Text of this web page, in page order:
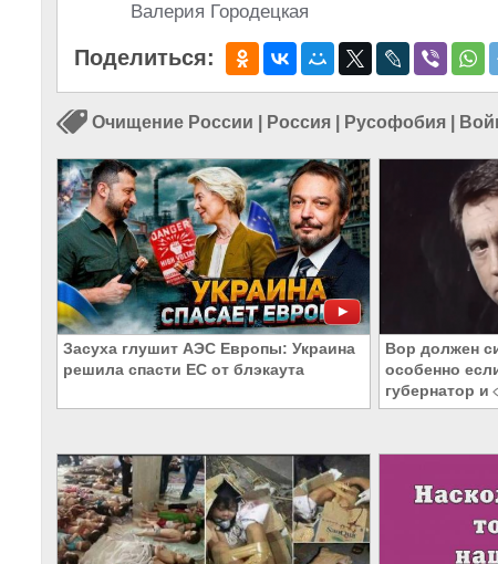
Валерия Городецкая
Поделиться:
Очищение России Россия Русофобия
Засуха глушит АЭС Европы: Украина
решила спасти ЕС от блэкаута
Вор должен
особенно
губернатор